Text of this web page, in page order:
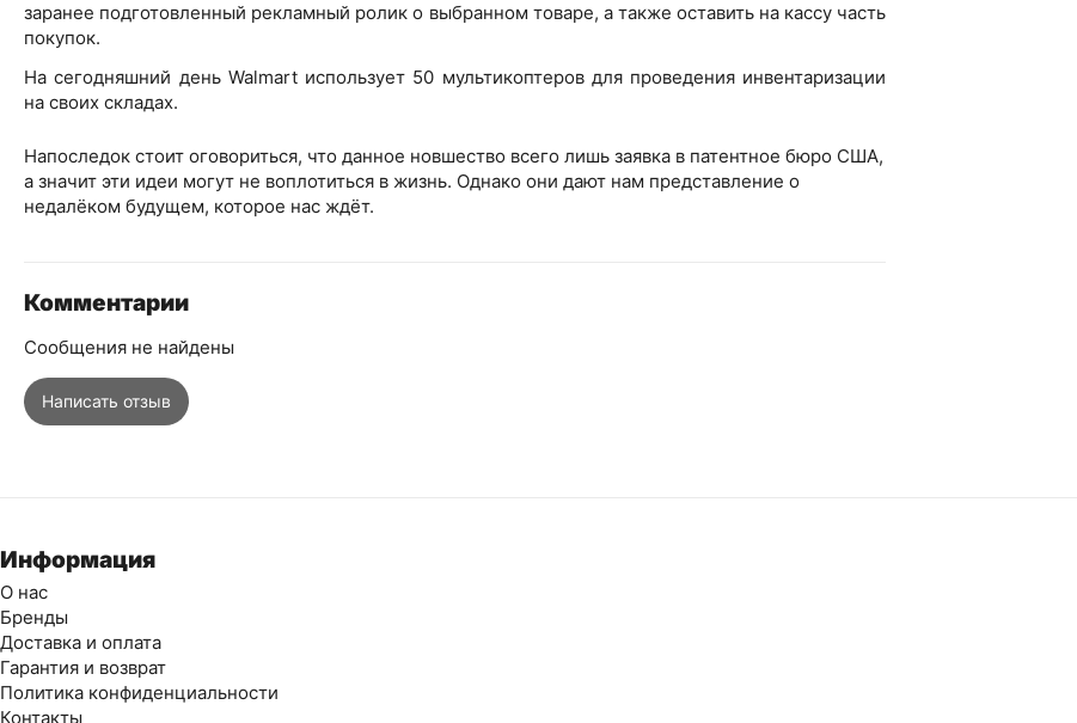
заранее подготовленный рекламный ролик о выбранном товаре, а также оставить на кассу часть
покупок.
На сегодняшний день Walmart использует 50 мультикоптеров для проведения инвентаризации
на своих складах.
Напоследок стоит оговориться, что данное новшество всего лишь заявка в патентное бюро США,
а значит эти идеи могут не воплотиться в жизнь. Однако они дают нам представление о
недалёком будущем, которое нас ждёт.
Комментарии
Сообщения не найдены
Написать отзыв
Информация
О нас
Бренды
Доставка и оплата
Гарантия и возврат
Политика конфиденциальности
Контакты